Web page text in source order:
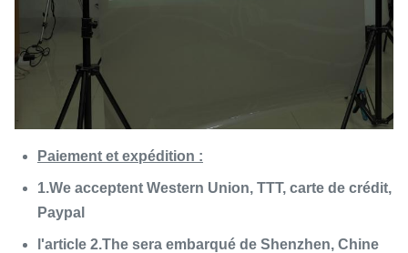
Paiement et expédition :
1.We acceptent Western Union, TTT, carte de crédit,
Paypal
l'article 2.The sera embarqué de Shenzhen, Chine